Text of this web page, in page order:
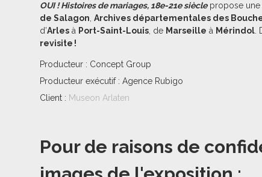
OUI ! Histoires de mariages, 18e-21e sièclepropose une
de Salagon Archives départementales des
d’Arles à Port-Saint-Louis , de Marseille à Mérindol
revisite !
Producteur : Concept Group
Producteur exécutif : Agence Rubigo
Client : Museon Arlaten
Pour de raisons de